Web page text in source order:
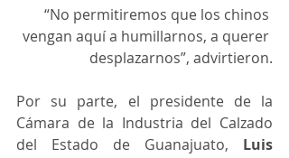
“No permitiremos que los chinos
vengan aquí a humillarnos, a querer
desplazarnos”, advirtieron.
Por su parte, el presidente de la
Cámara de la Industria del Calzado
del Estado de Guanajuato, Luis